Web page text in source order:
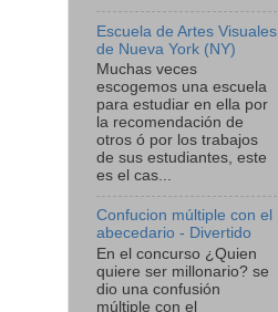
Escuela de Artes Visuales
de Nueva York (NY)
Muchas veces
escogemos una escuela
para estudiar en ella por
la recomendación de
otros ó por los trabajos
de sus estudiantes, este
es el cas...
Confucion múltiple con el
abecedario - Divertido
En el concurso ¿Quien
quiere ser millonario? se
dio una confusión
múltiple con el